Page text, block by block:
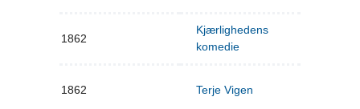
1862
Kjærlighedens
komedie
1862 Terje Vigen